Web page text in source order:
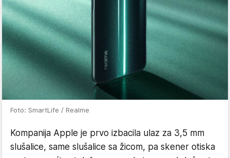
Foto: SmartLife / Realme
Kompanija Apple je prvo izbacila ulaz za 3,5 mm
slušalice, same slušalice sa žicom, pa skener otiska